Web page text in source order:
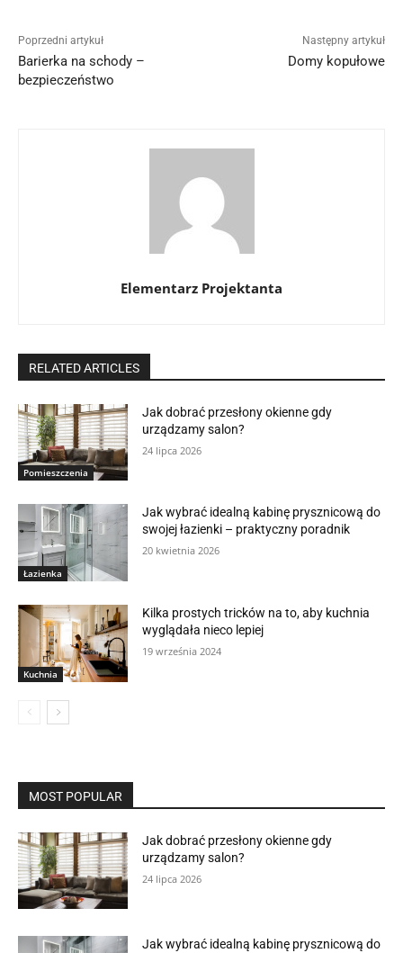
Poprzedni artykuł
Barierka na schody –
bezpieczeństwo
Następny artykuł
Domy kopułowe
Elementarz Projektanta
RELATED ARTICLES
Pomieszczenia
Jak dobrać przesłony okienne gdy
urządzamy salon?
24 lipca 2026
Łazienka
Jak wybrać idealną kabinę prysznicową do
swojej łazienki – praktyczny poradnik
20 kwietnia 2026
Kuchnia
Kilka prostych tricków na to, aby kuchnia
wyglądała nieco lepiej
19 września 2024
MOST POPULAR
Jak dobrać przesłony okienne gdy
urządzamy salon?
24 lipca 2026
Jak wybrać idealną kabinę prysznicową do